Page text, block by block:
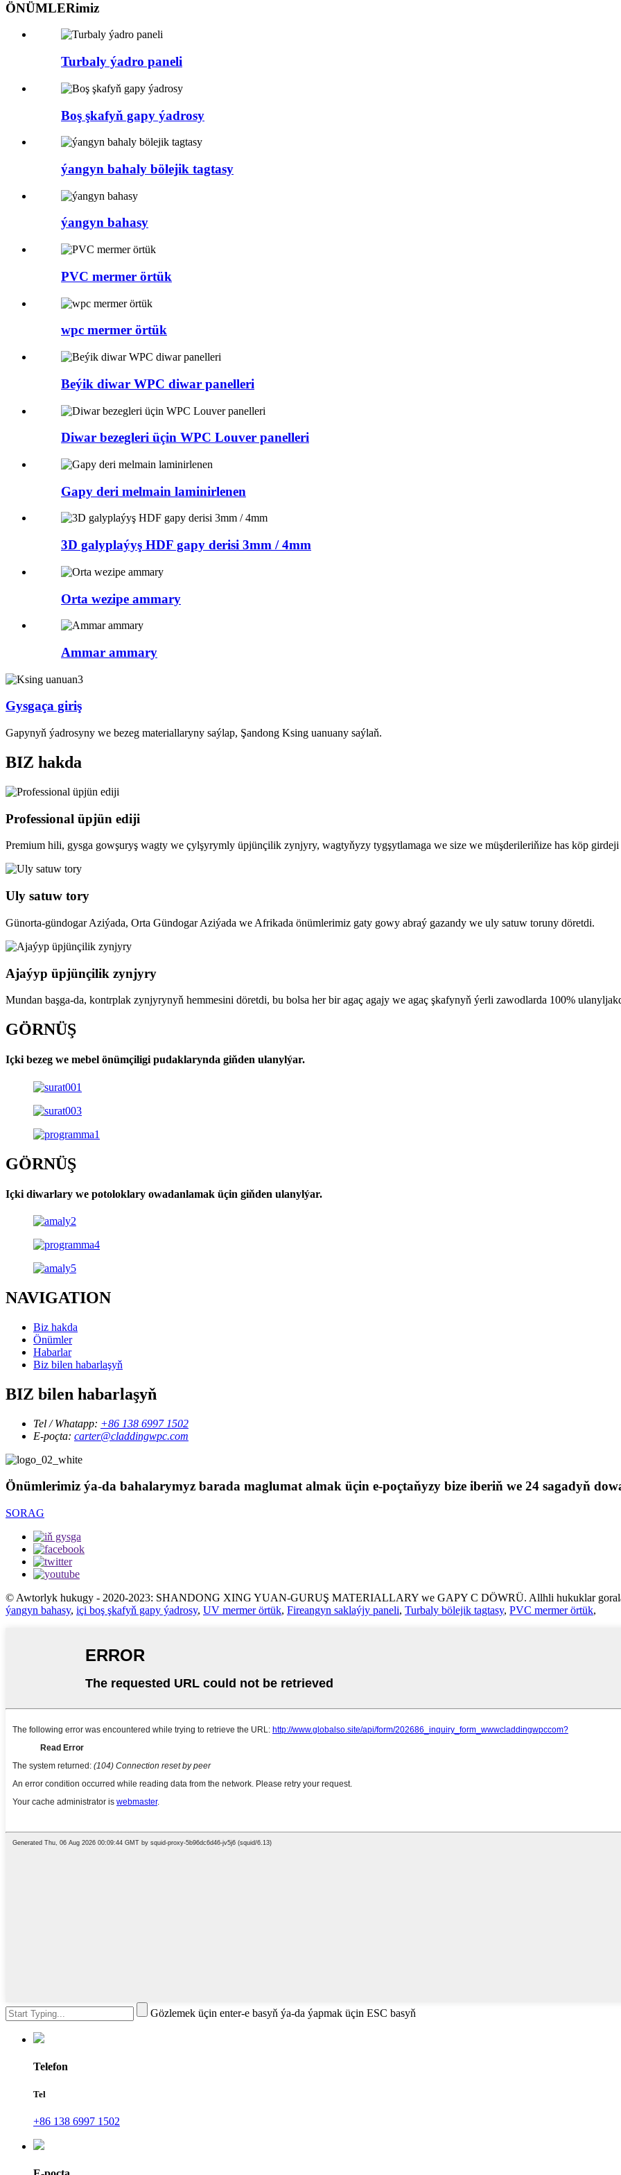
ÖNÜMLERimiz
Turbaly ýadro paneli
Boş şkafyň gapy ýadrosy
ýangyn bahaly bölejik tagtasy
ýangyn bahasy
PVC mermer örtük
wpc mermer örtük
Beýik diwar WPC diwar panelleri
Diwar bezegleri üçin WPC Louver panelleri
Gapy deri melmain laminirlenen
3D galyplaýyş HDF gapy derisi 3mm / 4mm
Orta wezipe ammary
Ammar ammary
Gysgaça giriş
Gapynyň ýadrosyny we bezeg materiallaryny saýlap, Şandong Ksing uanuany saýlaň.
BIZ hakda
Professional üpjün ediji
Premium hili, gysga gowşuryş wagty we çylşyrymly üpjünçilik zynjyry, wagtyňyzy tygşytlamaga we size we müşderileriňize has köp girdeji
Uly satuw tory
Günorta-gündogar Aziýada, Orta Gündogar Aziýada we Afrikada önümlerimiz gaty gowy abraý gazandy we uly satuw toruny döretdi.
Ajaýyp üpjünçilik zynjyry
Mundan başga-da, kontrplak zynjyrynyň hemmesini döretdi, bu bolsa her bir agaç agajy we agaç şkafynyň ýerli zawodlarda 100%
GÖRNÜŞ
Içki bezeg we mebel önümçiligi pudaklarynda giňden ulanylýar.
GÖRNÜŞ
Içki diwarlary we potoloklary owadanlamak üçin giňden ulanylýar.
NAVIGATION
Biz hakda
Önümler
Habarlar
Biz bilen habarlaşyň
BIZ bilen habarlaşyň
Tel / Whatapp: +86 138 6997 1502
E-poçta: carter@claddingwpc.com
Önümlerimiz ýa-da bahalarymyz barada maglumat almak üçin e-poçtaňyzy bize iberiň we 24 sagadyň
SORAG
© Awtorlyk hukugy - 2020-2023: SHANDONG XING YUAN-GURUŞ MATERIALLARY we GAPY C DÖWRÜ. Allhli hukuklar
ýangyn bahasy, içi boş şkafyň gapy ýadrosy, UV mermer örtük, Fireangyn saklaýjy paneli, Turbaly bölejik tagtasy, PVC mermer örtük,
Gözlemek üçin enter-e basyň ýa-da ýapmak üçin ESC basyň
Telefon
Tel
+86 138 6997 1502